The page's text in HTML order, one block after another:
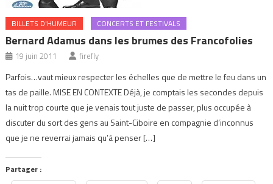
BILLETS D'HUMEUR CONCERTS ET FESTIVALS
Bernard Adamus dans les brumes des Francofolies
19 juin 2011 firefly
Parfois…vaut mieux respecter les échelles que de mettre le feu dans un
tas de paille. MISE EN CONTEXTE Déjà, je comptais les secondes depuis
la nuit trop courte que je venais tout juste de passer, plus occupée à
discuter du sort des gens au Saint-Ciboire en compagnie d’inconnus
que je ne reverrai jamais qu’à penser […]
Partager :